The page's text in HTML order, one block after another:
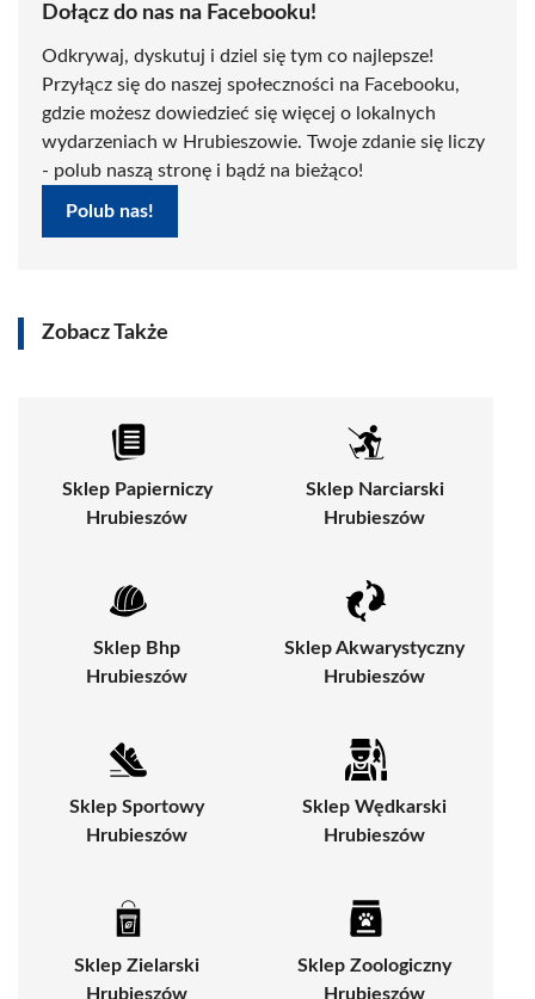
Dołącz do nas na Facebooku!
Odkrywaj, dyskutuj i dziel się tym co najlepsze!
Przyłącz się do naszej społeczności na Facebooku,
gdzie możesz dowiedzieć się więcej o lokalnych
wydarzeniach w Hrubieszowie. Twoje zdanie się liczy
- polub naszą stronę i bądź na bieżąco!
Polub nas!
Zobacz Także
Sklep Papierniczy
Hrubieszów
Sklep Narciarski
Hrubieszów
Sklep Bhp
Hrubieszów
Sklep Akwarystyczny
Hrubieszów
Sklep Sportowy
Hrubieszów
Sklep Wędkarski
Hrubieszów
Sklep Zielarski
Hrubieszów
Sklep Zoologiczny
Hrubieszów